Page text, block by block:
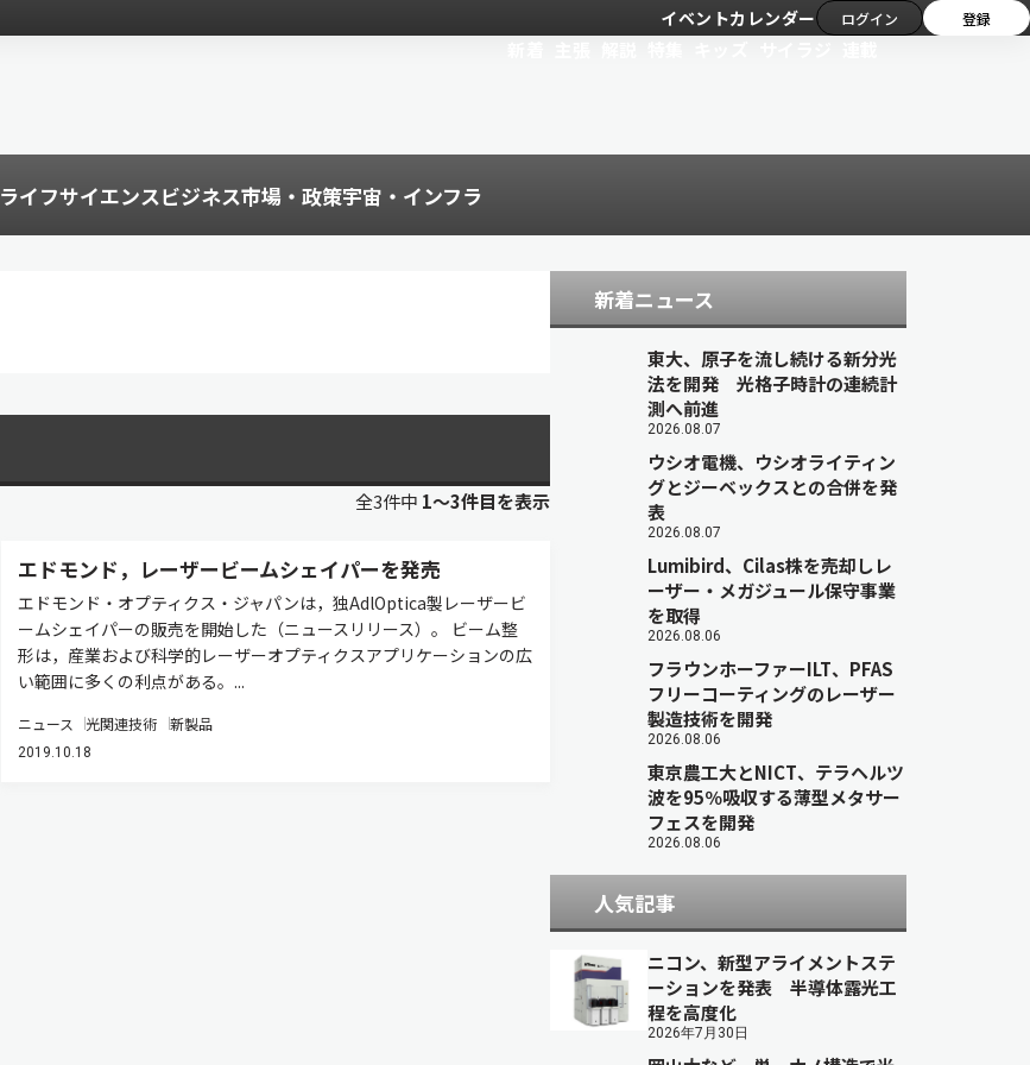
イベントカレンダー ログイン 登録
ライフサイエンスビジネス市場・政策宇宙・インフラ
全3件中 1〜3件目を表示
エドモンド，レーザービームシェイパーを発売
エドモンド・オプティクス・ジャパンは，独AdlOptica製レーザービ
ームシェイパーの販売を開始した（ニュースリリース）。 ビーム整
形は，産業および科学的レーザーオプティクスアプリケーションの広
い範囲に多くの利点がある。...
ニュース 光関連技術 新製品
2019.10.18
新着ニュース
東大、原子を流し続ける新分光
法を開発 光格子時計の連続計
測へ前進
2026.08.07
ウシオ電機、ウシオライティン
グとジーベックスとの合併を発
表
2026.08.07
Lumibird、Cilas株を売却しレ
ーザー・メガジュール保守事業
を取得
2026.08.06
フラウンホーファーILT、PFAS
フリーコーティングのレーザー
製造技術を開発
2026.08.06
東京農工大とNICT、テラヘルツ
波を95％吸収する薄型メタサー
フェスを開発
2026.08.06
人気記事
ニコン、新型アライメントステ
ーションを発表 半導体露光工
程を高度化
2026年7月30日